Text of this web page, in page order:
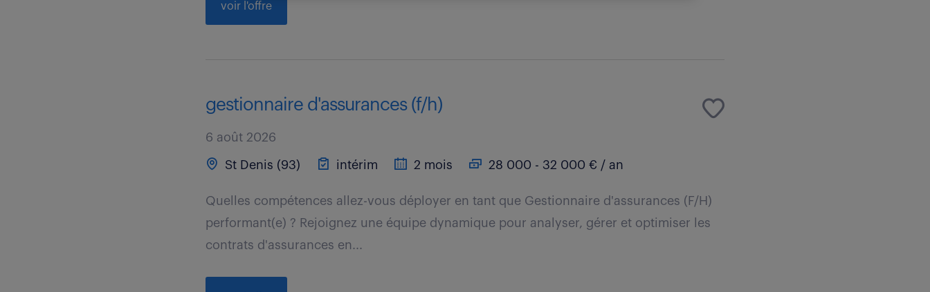
voir l'offre
gestionnaire d'assurances (f/h)
6 août 2026
St Denis (93) intérim 2 mois 28 000 - 32 000 € / an
Quelles compétences allez-vous déployer en tant que Gestionnaire d'assurances (F/H)
performant(e) ? Rejoignez une équipe dynamique pour analyser, gérer et optimiser les
contrats d'assurances en...